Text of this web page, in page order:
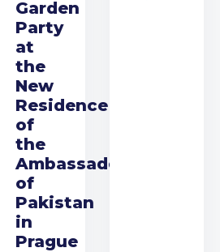
Garden
Party
at
the
New
Residence
of
the
Ambassador
of
Pakistan
in
Prague